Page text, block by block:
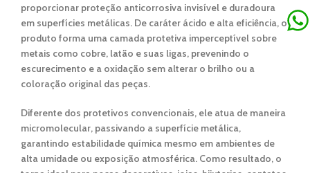
proporcionar proteção anticorrosiva invisível e duradoura
em superfícies metálicas. De caráter ácido e alta eficiência, o
produto forma uma camada protetiva imperceptível sobre
metais como cobre, latão e suas ligas, prevenindo o
escurecimento e a oxidação sem alterar o brilho ou a
coloração original das peças.
Diferente dos protetivos convencionais, ele atua de maneira
micromolecular, passivando a superfície metálica,
garantindo estabilidade química mesmo em ambientes de
alta umidade ou exposição atmosférica. Como resultado, o